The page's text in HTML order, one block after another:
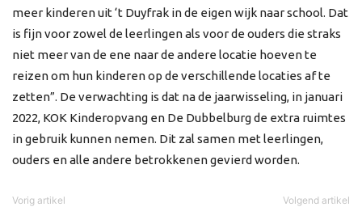
meer kinderen uit ‘t Duyfrak in de eigen wijk naar school. Dat
is fijn voor zowel de leerlingen als voor de ouders die straks
niet meer van de ene naar de andere locatie hoeven te
reizen om hun kinderen op de verschillende locaties af te
zetten”. De verwachting is dat na de jaarwisseling, in januari
2022, KOK Kinderopvang en De Dubbelburg de extra ruimtes
in gebruik kunnen nemen. Dit zal samen met leerlingen,
ouders en alle andere betrokkenen gevierd worden.
Vorig artikel Volgend artikel